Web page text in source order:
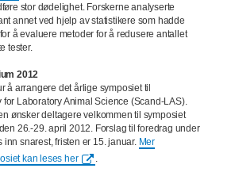
stor dødelighet. Forskerne analyserte
annet ved hjelp av statistikere som hadde
å evaluere metoder for å redusere antallet
tester.
2012
å arrangere det årlige symposiet til
Laboratory Animal Science (Scand-LAS).
ønsker deltagere velkommen til symposiet
26.-29. april 2012. Forslag til foredrag under
snarest, fristen er 15. januar. Mer
kan leses her
.